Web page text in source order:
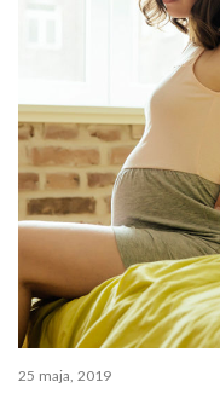
25 maja, 2019